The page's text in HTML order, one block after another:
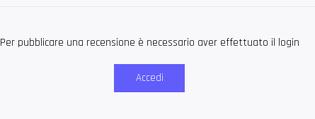
Per pubblicare una recensione è necessario aver effettuato il login
Accedi